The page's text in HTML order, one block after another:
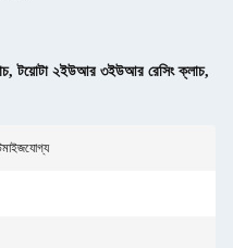
,টয়োটা ২ইউআর ৩ইউআর রেসিং ক্লাচ,